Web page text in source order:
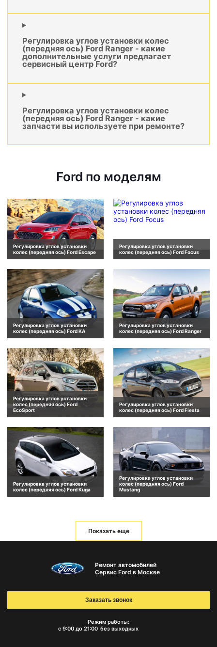
Регулировка углов установки колес
(передняя ось) Ford Ranger - какие
дополнительные услуги предлагает
сервисный центр Ford?
Регулировка углов установки колес
(передняя ось) Ford Ranger - какие
запчасти вы используете при ремонте?
Ford по моделям
Регулировка углов установки
колес (передняя ось) Ford Escape
Регулировка углов установки
колес (передняя ось) Ford Focus
Регулировка углов установки
колес (передняя ось) Ford KA
Регулировка углов установки
колес (передняя ось) Ford Ranger
Регулировка углов установки
колес (передняя ось) Ford
EcoSport
Регулировка углов установки
колес (передняя ось) Ford Fiesta
Регулировка углов установки
колес (передняя ось) Ford Kuga
Регулировка углов установки
колес (передняя ось) Ford
Mustang
Показать еще
Ремонт автомобилей
Сервис Ford в Москве
Режим работы:
с 9:00 до 21:00 без выходных
Заказать звонок